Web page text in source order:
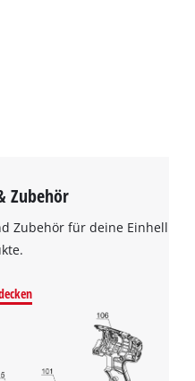
Zubehör
Zubehör für deine Einhell